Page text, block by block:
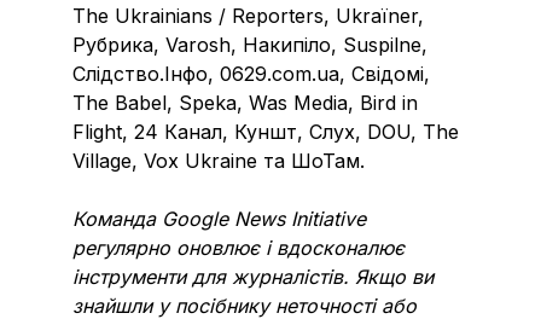
The Ukrainians / Reporters, Ukraїner,
Рубрика, Varosh, Накипіло, Suspilne,
Слідство.Інфо, 0629.com.ua, Свідомі,
The Babel, Speka, Was Media, Bird in
Flight, 24 Канал, Куншт, Слух, DOU, The
Village, Vox Ukraine та ШоТам.
Команда Google News Initiative
регулярно оновлює і вдосконалює
інструменти для журналістів. Якщо ви
знайшли у посібнику неточності або